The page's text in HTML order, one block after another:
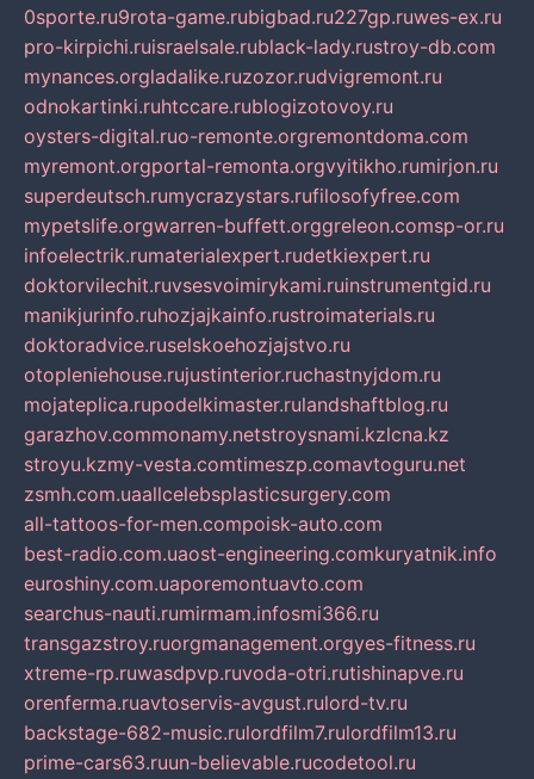
0sporte.ru9rota-game.rubigbad.ru227gp.ruwes-ex.ru
pro-kirpichi.ruisraelsale.rublack-lady.rustroy-db.com
mynances.orgladalike.ruzozor.rudvigremont.ru
odnokartinki.ruhtccare.rublogizotovoy.ru
oysters-digital.ruo-remonte.orgremontdoma.com
myremont.orgportal-remonta.orgvyitikho.rumirjon.ru
superdeutsch.rumycrazystars.rufilosofyfree.com
mypetslife.orgwarren-buffett.orggreleon.comsp-or.ru
infoelectrik.rumaterialexpert.rudetkiexpert.ru
doktorvilechit.ruvsesvoimirykami.ruinstrumentgid.ru
manikjurinfo.ruhozjajkainfo.rustroimaterials.ru
doktoradvice.ruselskoehozjajstvo.ru
otopleniehouse.rujustinterior.ruchastnyjdom.ru
mojateplica.rupodelkimaster.rulandshaftblog.ru
garazhov.commonamy.netstroysnami.kzlcna.kz
stroyu.kzmy-vesta.comtimeszp.comavtoguru.net
zsmh.com.uaallcelebsplasticsurgery.com
all-tattoos-for-men.compoisk-auto.com
best-radio.com.uaost-engineering.comkuryatnik.info
euroshiny.com.uaporemontuavto.com
searchus-nauti.rumirmam.infosmi366.ru
transgazstroy.ruorgmanagement.orgyes-fitness.ru
xtreme-rp.ruwasdpvp.ruvoda-otri.rutishinapve.ru
orenferma.ruavtoservis-avgust.rulord-tv.ru
backstage-682-music.rulordfilm7.rulordfilm13.ru
prime-cars63.ruun-believable.rucodetool.ru